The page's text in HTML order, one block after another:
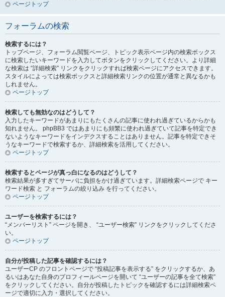
ページトップ
フォーラムの検索
検索するには？
トップページ、フォーラム閲覧ページ、トピック表示ページ内の検索ボックス
に検索したいキーワードを入力してボタンをクリックしてください。より詳細
な検索は “詳細検索” リンクをクリックすれば検索ページにアクセスできます。
スタイルによっては検索ボックスと詳細検索リンクの位置が通常と異なるかも
しれません。
ページトップ
検索しても無効なのはどうして？
入力したキーワードがあまりにもたくさんの記事に使われ過ぎているからかも
知れません。 phpBB3 ではあまりにも頻繁に使われ過ぎていて記事を特定でき
ないようなキーワードをインデクスすることはありません。記事を特定できそ
うなキーワードで検索するか、詳細検索を活用してください。
ページトップ
検索するとページが真っ白になるのはどうして？
検索結果が多すぎてサーバに負担をかけ過ぎています。詳細検索ページで キー
ワード検索 と フォーラムの絞り込み を行ってください。
ページトップ
ユーザーを検索するには？
“メンバーリスト” ページを開き、 “ユーザー検索” リンクをクリックしてくださ
い。
ページトップ
自分が投稿した記事を確認するには？
ユーザーCP のフロントページで “投稿記事を表示する” をクリックするか、あ
るいはあなた自身のプロフィールページを開いて “ユーザーの記事を全て検索”
をクリックしてください。自分が投稿したトピックを確認するには詳細検索ペ
ージで適切に入力・選択してください。